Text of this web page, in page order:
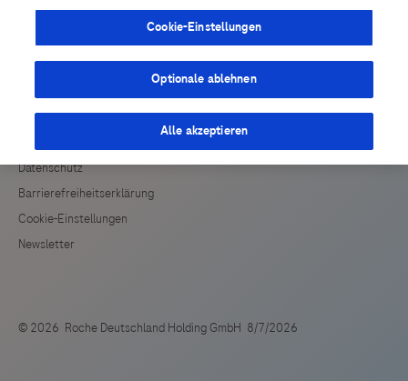
Cookie-Einstellungen
Optionale ablehnen
Alle akzeptieren